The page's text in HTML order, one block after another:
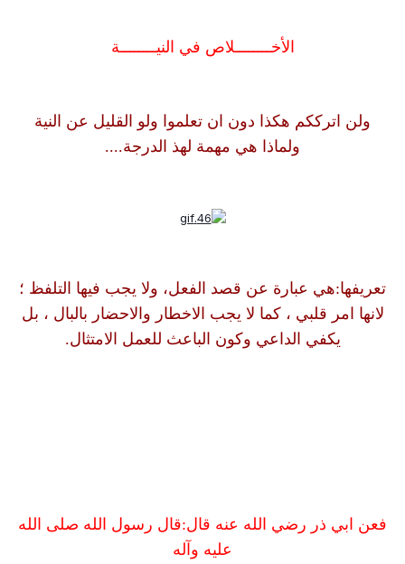
الأخــــــــلاص في النيــــــــة
ولن اترككم هكذا دون ان تعلموا ولو القليل عن النية
ولماذا هي مهمة لهذ الدرجة....
تعريفها:هي عبارة عن قصد الفعل، ولا يجب فيها التلفظ ؛
لانها امر قلبي ، كما لا يجب الاخطار والاحضار بالبال ، بل
يكفي الداعي وكون الباعث للعمل الامتثال.
فعن ابي ذر رضي الله عنه قال:قال رسول الله صلى الله
عليه وآله